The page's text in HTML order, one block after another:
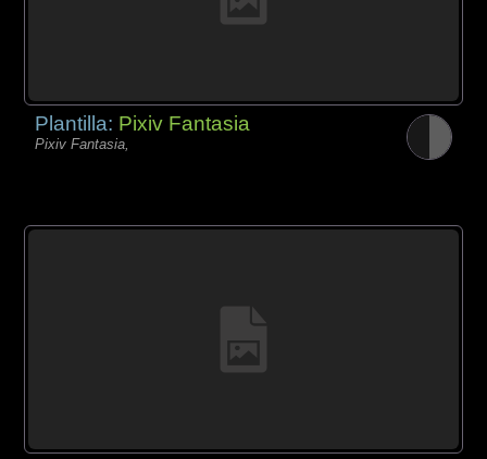
Plantilla: Pixiv Fantasia
Pixiv Fantasia,